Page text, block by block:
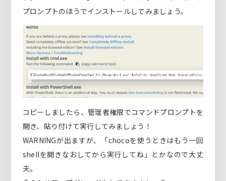
プロンプトのほうでインストールしてみましょう。
コピーしましたら、管理者権限でコマンドプロンプトを
開き、貼り付けて実行してみましょう！
WARNINGが出ますが、「chocoを使うときはもう一回
shellを開きなおしてから実行してね」とかなので大丈
夫。